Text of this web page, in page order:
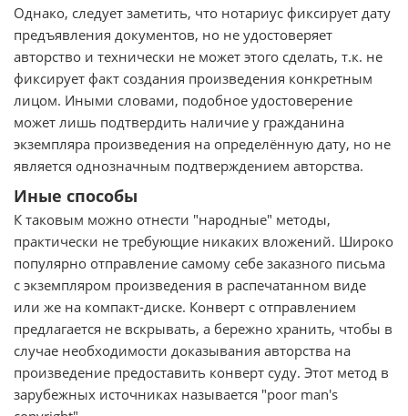
Однако, следует заметить, что нотариус фиксирует дату
предъявления документов, но не удостоверяет
авторство и технически не может этого сделать, т.к. не
фиксирует факт создания произведения конкретным
лицом. Иными словами, подобное удостоверение
может лишь подтвердить наличие у гражданина
экземпляра произведения на определённую дату, но не
является однозначным подтверждением авторства.
Иные способы
К таковым можно отнести "народные" методы,
практически не требующие никаких вложений. Широко
популярно отправление самому себе заказного письма
с экземпляром произведения в распечатанном виде
или же на компакт-диске. Конверт с отправлением
предлагается не вскрывать, а бережно хранить, чтобы в
случае необходимости доказывания авторства на
произведение предоставить конверт суду. Этот метод в
зарубежных источниках называется "poor man's